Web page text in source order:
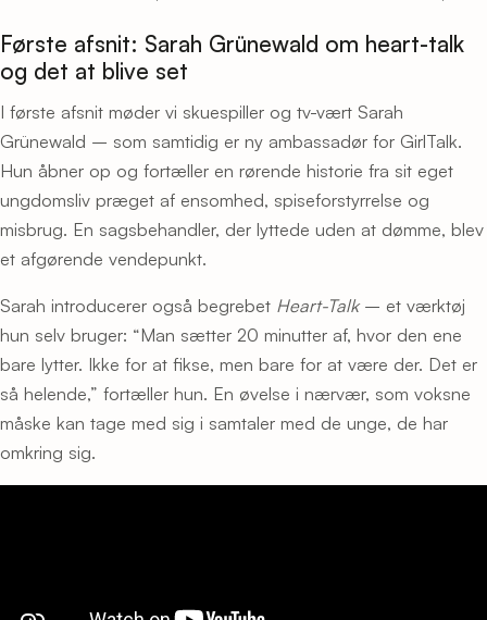
Første afsnit: Sarah Grünewald om heart-talk
og det at blive set
I første afsnit møder vi skuespiller og tv-vært Sarah
Grünewald – som samtidig er ny ambassadør for GirlTalk.
Hun åbner op og fortæller en rørende historie fra sit eget
ungdomsliv præget af ensomhed, spiseforstyrrelse og
misbrug. En sagsbehandler, der lyttede uden at dømme, blev
et afgørende vendepunkt.
Sarah introducerer også begrebet Heart-Talk– et værktøj
hun selv bruger: “Man sætter 20 minutter af, hvor den ene
bare lytter. Ikke for at fikse, men bare for at være der. Det er
så helende,” fortæller hun. En øvelse i nærvær, som voksne
måske kan tage med sig i samtaler med de unge, de har
omkring sig.